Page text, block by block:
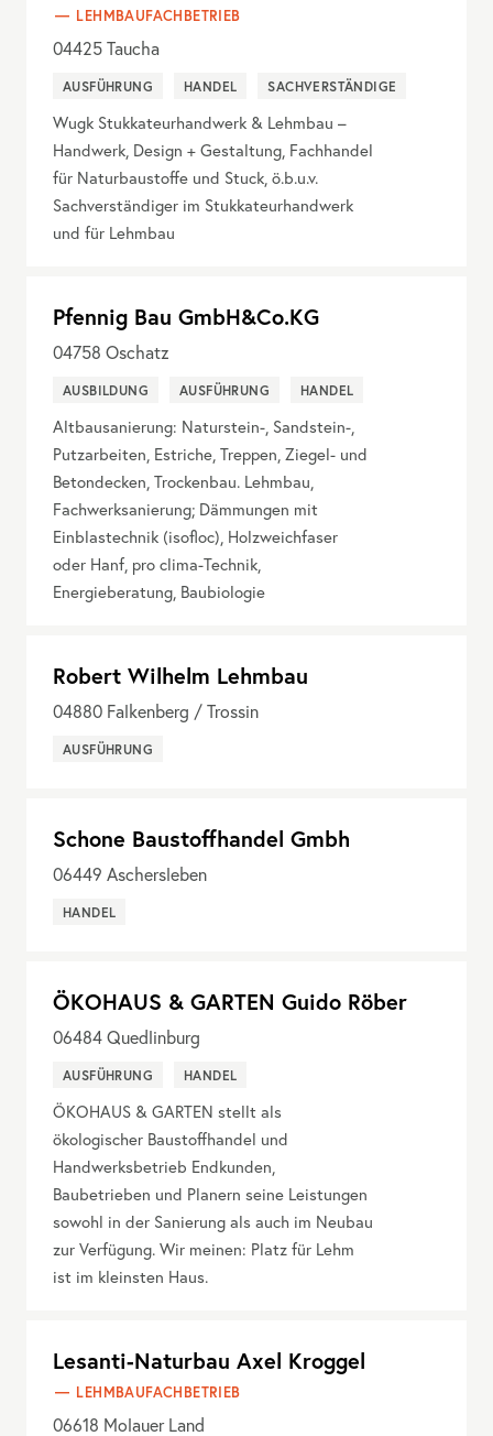
LEHMBAUFACHBETRIEB
04425Taucha
AUSFÜHRUNG HANDEL SACHVERSTÄNDIGE
Wugk Stukkateurhandwerk & Lehmbau –
Handwerk, Design + Gestaltung, Fachhandel
für Naturbaustoffe und Stuck, ö.b.u.v.
Sachverständiger im Stukkateurhandwerk
und für Lehmbau
Pfennig Bau GmbH&Co.KG
04758 Oschatz
AUSBILDUNG AUSFÜHRUNG HANDEL
Altbausanierung: Naturstein-, Sandstein-,
Putzarbeiten, Estriche, Treppen, Ziegel- und
Betondecken, Trockenbau. Lehmbau,
Fachwerksanierung; Dämmungen mit
Einblastechnik (isofloc), Holzweichfaser
oder Hanf, pro clima-Technik,
Energieberatung, Baubiologie
Robert Wilhelm Lehmbau
04880 Falkenberg / Trossin
AUSFÜHRUNG
Schone Baustoffhandel Gmbh
06449 Aschersleben
HANDEL
ÖKOHAUS & GARTEN Guido Röber
06484Quedlinburg
AUSFÜHRUNG HANDEL
ÖKOHAUS & GARTEN stellt als
ökologischer Baustoffhandel und
Handwerksbetrieb Endkunden,
Baubetrieben und Planern seine Leistungen
sowohl in der Sanierung als auch im Neubau
zur Verfügung. Wir meinen: Platz für Lehm
ist im kleinsten Haus.
Lesanti-Naturbau Axel Kroggel
LEHMBAUFACHBETRIEB
06618 Molauer Land